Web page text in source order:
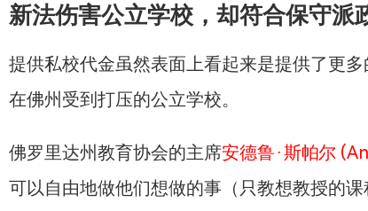
新法伤害公立学校，却符合保守派
提供私校代金虽然表面上看起来是提供了更
在佛州受到打压的公立学校。
佛罗里达州教育协会的主席安德鲁·斯帕尔
可以自由地做他们想做的事（只教想教授的